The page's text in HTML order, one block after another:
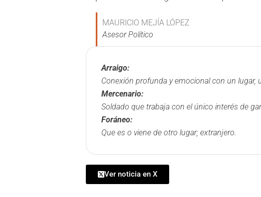
MAURICIO MEJÍA LÓPEZ
Asesor Político
Arraigo:
Conexión profunda y emocional con un lugar,
Mercenario:
Soldado que trabaja con el único interés de
Foráneo:
Que es o viene de otro lugar; extranjero.
Ver noticia en X